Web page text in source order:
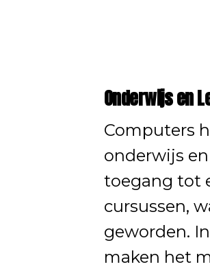
Onderwijs en
Computers
onderwijs
toegang tot
cursussen,
geworden.
maken het